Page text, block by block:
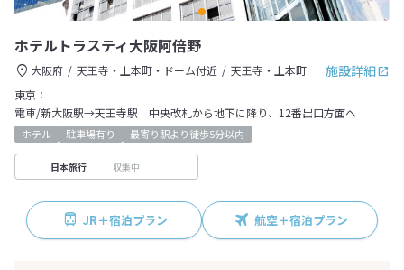
ホテルトラスティ大阪阿倍野
施設詳細
大阪府 天王寺・上本町・ドーム付近
天王寺・上本町
東京：
電車/新大阪駅→天王寺駅 中央改札から地下に降り、12番出口方面へ
ホテル 駐車場有り 最寄り駅より徒歩5分以内
日本旅行 収集中
JR＋宿泊プラン 航空＋宿泊プラン